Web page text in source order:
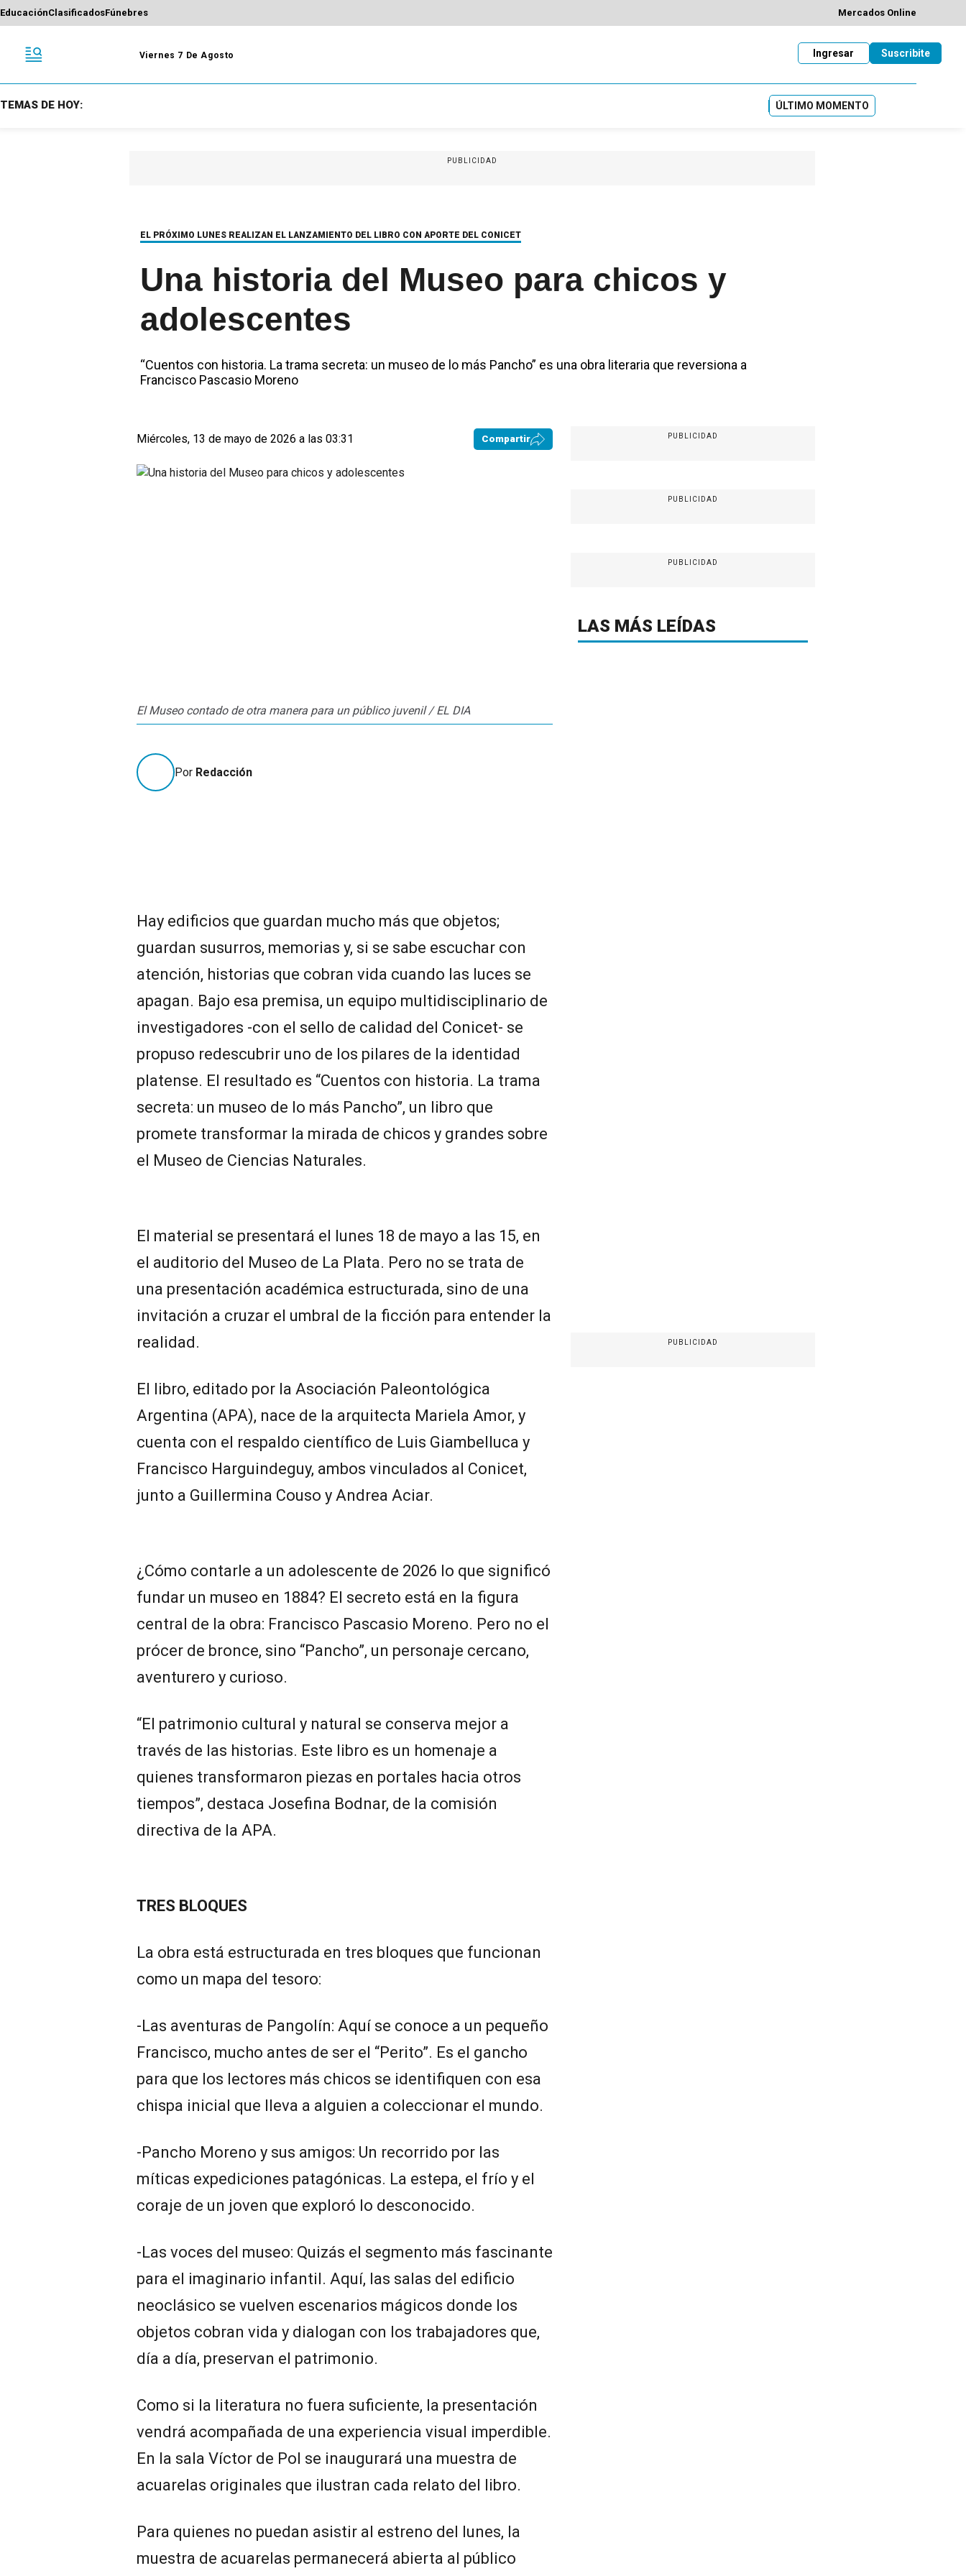
EducaciónClasificadosFúnebres Mercados Online
Viernes 7 De Agosto Suscribite
Ingresar
TEMAS DE HOY: ÚLTIMO MOMENTO
PUBLICIDAD
EL PRÓXIMO LUNES REALIZAN EL LANZAMIENTO DEL LIBRO CON APORTE DEL CONICET
Una historia del Museo para chicos y
adolescentes
“Cuentos con historia. La trama secreta: un museo de lo más Pancho” es una obra literaria que reversiona a
Francisco Pascasio Moreno
Miércoles, 13 de mayo de 2026 a las 03:31 Compartir
El Museo contado de otra manera para un público juvenil / EL DIA
Por Redacción
Hay edificios que guardan mucho más que objetos;
guardan susurros, memorias y, si se sabe escuchar con
atención, historias que cobran vida cuando las luces se
apagan. Bajo esa premisa, un equipo multidisciplinario de
investigadores -con el sello de calidad del Conicet- se
propuso redescubrir uno de los pilares de la identidad
platense. El resultado es “Cuentos con historia. La trama
secreta: un museo de lo más Pancho”, un libro que
promete transformar la mirada de chicos y grandes sobre
el Museo de Ciencias Naturales.
El material se presentará el lunes 18 de mayo a las 15, en
el auditorio del Museo de La Plata. Pero no se trata de
una presentación académica estructurada, sino de una
invitación a cruzar el umbral de la ficción para entender la
realidad.
El libro, editado por la Asociación Paleontológica
Argentina (APA), nace de la arquitecta Mariela Amor, y
cuenta con el respaldo científico de Luis Giambelluca y
Francisco Harguindeguy, ambos vinculados al Conicet,
junto a Guillermina Couso y Andrea Aciar.
¿Cómo contarle a un adolescente de 2026 lo que significó
fundar un museo en 1884? El secreto está en la figura
central de la obra: Francisco Pascasio Moreno. Pero no el
prócer de bronce, sino “Pancho”, un personaje cercano,
aventurero y curioso.
“El patrimonio cultural y natural se conserva mejor a
través de las historias. Este libro es un homenaje a
quienes transformaron piezas en portales hacia otros
tiempos”, destaca Josefina Bodnar, de la comisión
directiva de la APA.
TRES BLOQUES
La obra está estructurada en tres bloques que funcionan
como un mapa del tesoro:
-Las aventuras de Pangolín: Aquí se conoce a un pequeño
Francisco, mucho antes de ser el “Perito”. Es el gancho
para que los lectores más chicos se identifiquen con esa
chispa inicial que lleva a alguien a coleccionar el mundo.
-Pancho Moreno y sus amigos: Un recorrido por las
míticas expediciones patagónicas. La estepa, el frío y el
coraje de un joven que exploró lo desconocido.
-Las voces del museo: Quizás el segmento más fascinante
para el imaginario infantil. Aquí, las salas del edificio
neoclásico se vuelven escenarios mágicos donde los
objetos cobran vida y dialogan con los trabajadores que,
día a día, preservan el patrimonio.
Como si la literatura no fuera suficiente, la presentación
vendrá acompañada de una experiencia visual imperdible.
En la sala Víctor de Pol se inaugurará una muestra de
acuarelas originales que ilustran cada relato del libro.
Para quienes no puedan asistir al estreno del lunes, la
muestra de acuarelas permanecerá abierta al público
PUBLICIDAD
PUBLICIDAD
PUBLICIDAD
LAS MÁS LEÍDAS
PUBLICIDAD